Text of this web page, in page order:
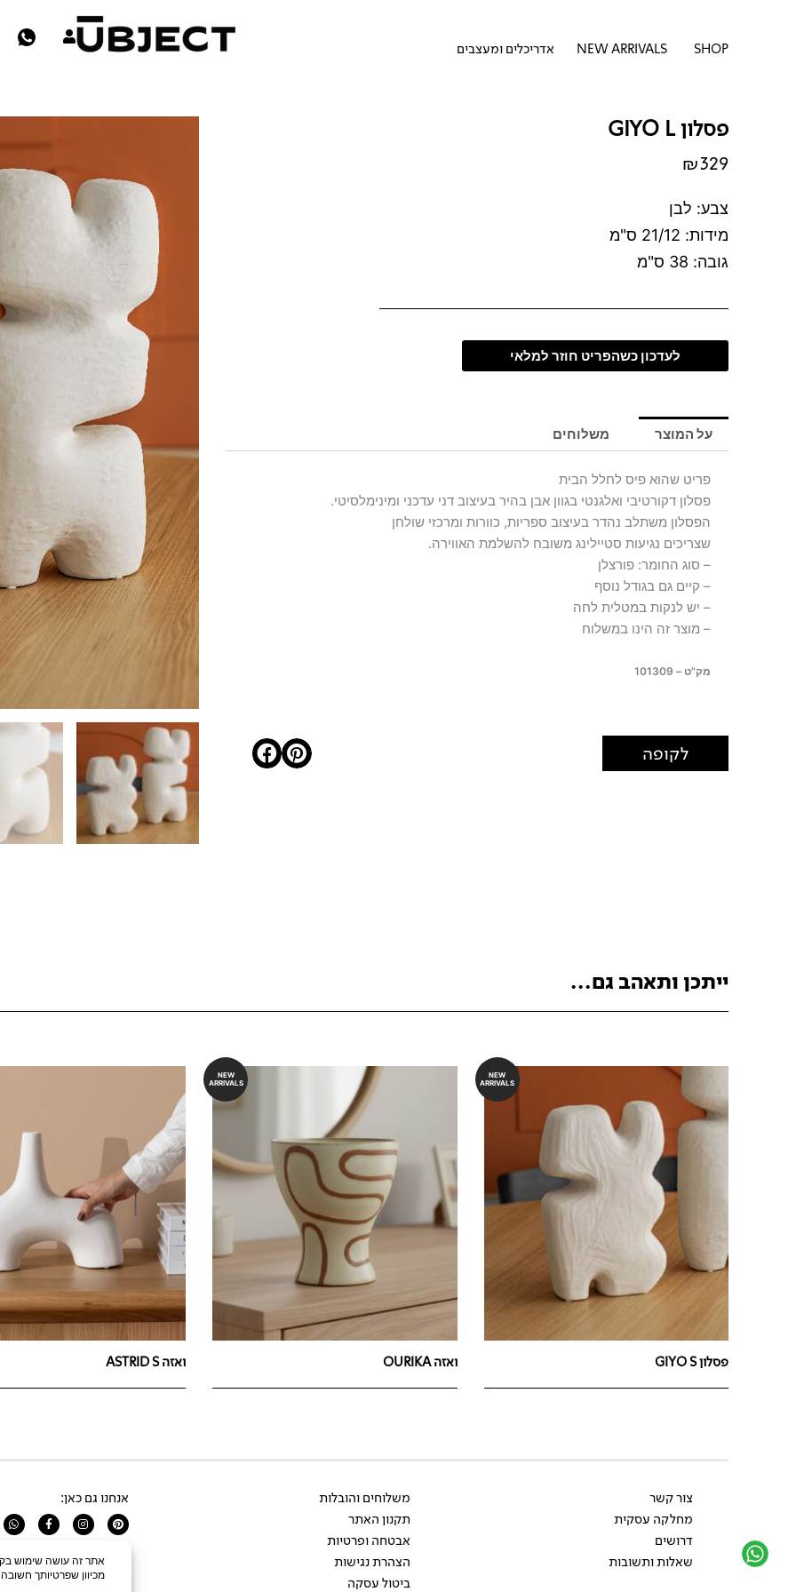
SHOP פתח SHOPNEW ARRIVALS אדריכלים ומעצבים
פסלון GIYO L
₪329
צבע: לבן
מידות: 21/12 ס"מ
גובה: 38 ס"מ
לעדכון כשהפריט חוזר למלאי
על המוצר משלוחים
פריט שהוא פיס לחלל הבית
פסלון דקורטיבי ואלגנטי בגוון אבן בהיר בעיצוב דני עדכני ומינימלסיטי.
הפסלון משתלב נהדר בעיצוב ספריות, כוורות ומרכזי שולחן
שצריכים נגיעות סטיילינג משובח להשלמת האווירה.
– סוג החומר: פורצלן
– קיים גם בגודל נוסף
– יש לנקות במטלית לחה
– מוצר זה הינו במשלוח
מק"ט – 101309
לקופה
ייתכן ותאהב גם...
NEW
ARRIVALS
פסלון GIYO S
NEW
ARRIVALS
ואזה OURIKA ואזה ASTRID S
צור קשר
מחלקה עסקית
דרושים
שאלות ותשובות
משלוחים והובלות
תקנון האתר
אבטחה ופרטיות
הצהרת נגישות
ביטול עסקה
אנחנו גם כאן:
Pinterest
Instagram
Facebook-
f